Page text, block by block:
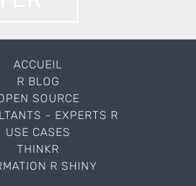
ACCUEIL
R BLOG
SOURCE
- EXPERTS R
USE CASES
THINKR
R SHINY